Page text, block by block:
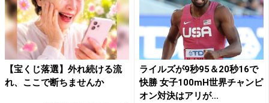
【宝くじ落選】外れ続ける流
れ、ここで断ちませんか
ライルズが9秒95＆20秒16で
快勝 女子100mH世界チャンピ
オン対決はアリが...